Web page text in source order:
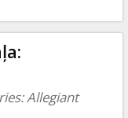
Allegiant